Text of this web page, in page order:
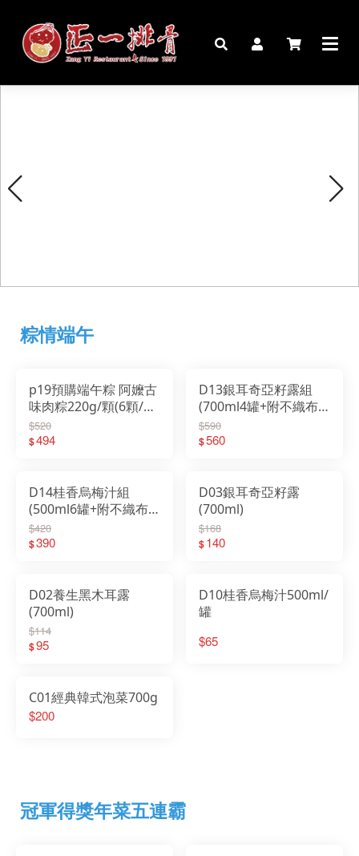
生鮮肉品
購物說明
媒體報導
粽情端午
p19預購端午粽 阿嬤古
味肉粽220g/顆(6顆/
串)2026/5/25日起出貨
$520
$494
D13銀耳奇亞籽露組
(700ml4罐+附不織布
袋)
$590
$560
D14桂香烏梅汁組
(500ml6罐+附不織布
袋)
$420
$390
D03銀耳奇亞籽露
(700ml)
$168
$140
D02養生黑木耳露
(700ml)
$114
$95
D10桂香烏梅汁500ml/
罐
$65
C01經典韓式泡菜700g
$200
冠軍得獎年菜五連霸